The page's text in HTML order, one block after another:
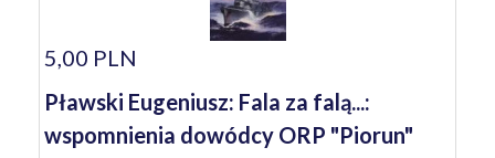
5,00 PLN
Pławski Eugeniusz: Fala za falą...:
wspomnienia dowódcy ORP "Piorun"